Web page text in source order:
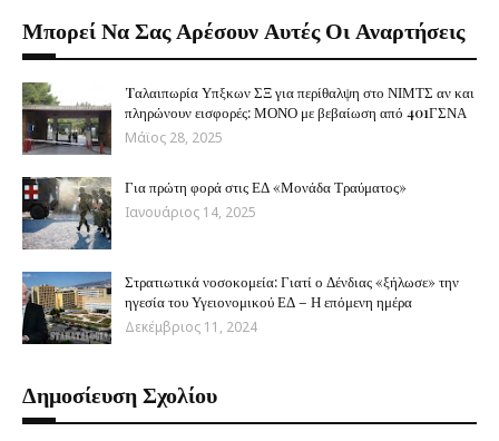
Μπορεί Να Σας Αρέσουν Αυτές Οι Αναρτήσεις
Tαλαιπωρία Υπξκων ΣΞ για περίθαλψη στο ΝΙΜΤΣ αν και
πληρώνουν εισφορές: ΜΟΝΟ με βεβαίωση από 401ΓΣΝΑ
Μάϊος 28, 2025
Για πρώτη φορά στις ΕΔ «Μονάδα Τραύματος»
Ιανουάριος 14, 2025
Στρατιωτικά νοσοκομεία: Γιατί ο Δένδιας «ξήλωσε» την
ηγεσία του Υγειονομικού ΕΔ – Η επόμενη ημέρα
Δεκέμβριος 11, 2024
Δημοσίευση Σχολίου